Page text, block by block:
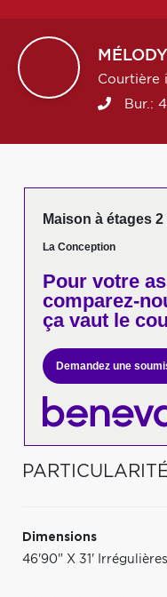
MÉLODY
Courtière
Bur.:
Maison à étages 2
La Conception
Pour votre
comparez-
ça vaut le
Demandez une
Dimensions
46'90" X 31' Irrégulières